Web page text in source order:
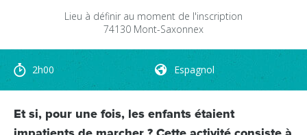
Lieu à définir au moment de l'inscription
74130 Mont-Saxonnex
2h00 Espagnol
Et si, pour une fois, les enfants étaient